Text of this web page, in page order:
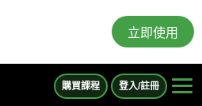
立即使用
購買課程 登入/註冊